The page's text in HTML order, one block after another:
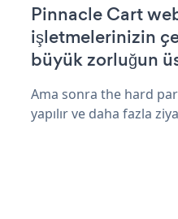
Pinnacle Cart
işletmelerinizin
büyük zorluğun
Ama sonra the hard
yapılır ve daha fazla